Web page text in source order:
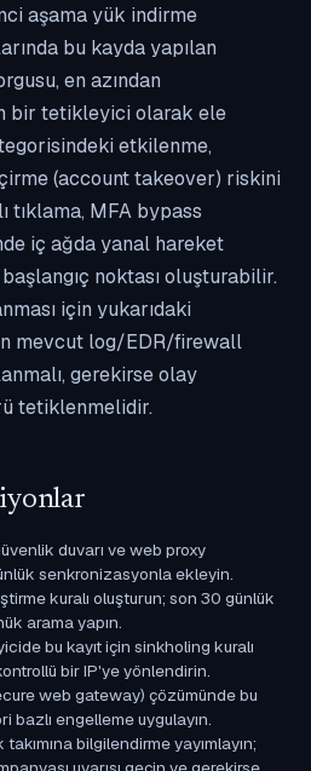
aşama yük indirme
bu kayda yapılan
en azından
bir tetikleyici olarak ele
etkilenme,
(account takeover) riskini
tıklama, MFA bypass
iç ağda yanal hareket
noktası oluşturabilir.
için yukarıdaki
mevcut log/EDR/firewall
gerekirse olay
tetiklenmelidir.
duvarı ve web proxy
senkronizasyonla ekleyin.
kuralı oluşturun; son 30 günlük
arama yapın.
bu kayıt için sinkholing kuralı
bir IP'ye yönlendirin.
web gateway) çözümünde bu
bazlı engelleme uygulayın.
takımına bilgilendirme yayımlayın;